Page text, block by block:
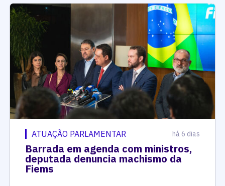
ATUAÇÃO PARLAMENTAR há 6 dias
Barrada em agenda com ministros,
deputada denuncia machismo da
Fiems